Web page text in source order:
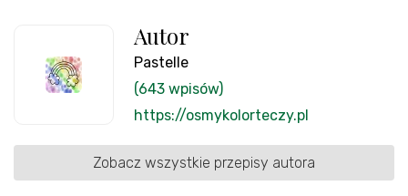
Autor
Pastelle
(643 wpisów)
https://osmykolorteczy.pl
Zobacz wszystkie przepisy autora